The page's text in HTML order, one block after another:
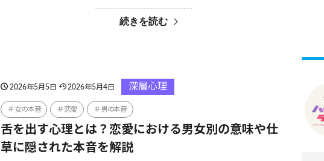
続きを読む
2026年5月5日 2026年5月4日 深層心理
女の本音 恋愛 男の本音
舌を出す心理とは？恋愛における男女別の意味や仕
草に隠された本音を解説